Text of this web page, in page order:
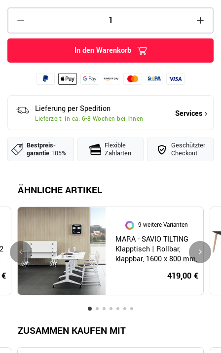
In den Warenkorb
Lieferung per Spedition
Lieferzeit: In ca. 6-8 Wochen bei Ihnen
Services
Bestpreis­
garantie 105%
Flexible
Zahlarten
Geschützter
Checkout
ÄHNLICHE ARTIKEL
9 weitere Varianten
MARA - SAVIO TILTING
Klapptisch | Rollbar,
klappbar, 1600 x 800 mm,
419,00 €
ZUSAMMEN KAUFEN MIT